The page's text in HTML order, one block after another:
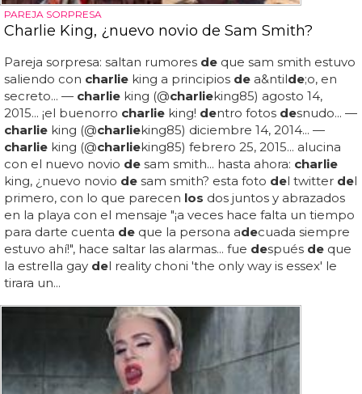
PAREJA SORPRESA
Charlie King, ¿nuevo novio de Sam Smith?
Pareja sorpresa: saltan rumores de que sam smith estuvo
saliendo con charlie king a principios de a&ntilde;o, en
secreto... — charlie king (@charlieking85) agosto 14,
2015... ¡el buenorro charlie king! dentro fotos desnudo... —
charlie king (@charlieking85) diciembre 14, 2014... —
charlie king (@charlieking85) febrero 25, 2015... alucina
con el nuevo novio de sam smith... hasta ahora: charlie
king, ¿nuevo novio de sam smith? esta foto del twitter del
primero, con lo que parecen los dos juntos y abrazados
en la playa con el mensaje "¡a veces hace falta un tiempo
para darte cuenta de que la persona adecuada siempre
estuvo ahí!", hace saltar las alarmas... fue después de que
la estrella gay del reality choni 'the only way is essex' le
tirara un...